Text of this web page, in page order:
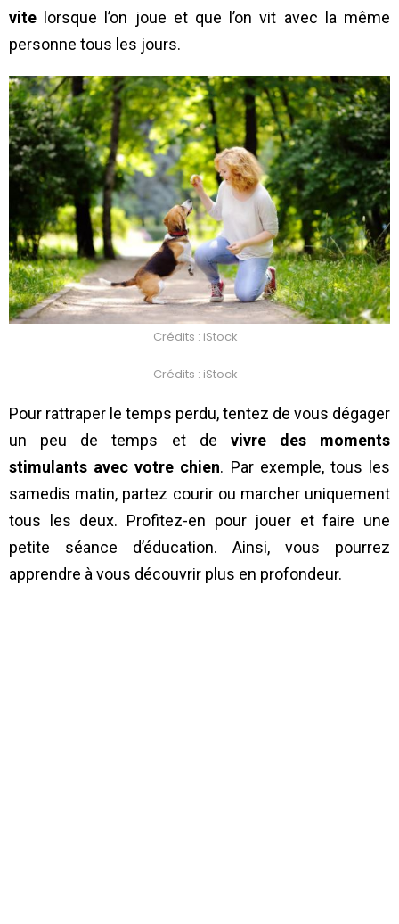
vite lorsque l’on joue et que l’on vit avec la même
personne tous les jours.
Crédits : iStock
Crédits : iStock
Pour rattraper le temps perdu, tentez de vous dégager
un peu de temps et de vivre des moments
stimulants avec votre chien. Par exemple, tous les
samedis matin, partez courir ou marcher uniquement
tous les deux. Profitez-en pour jouer et faire une
petite séance d’éducation. Ainsi, vous pourrez
apprendre à vous découvrir plus en profondeur.